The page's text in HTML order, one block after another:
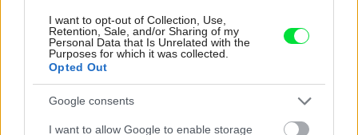
I want to opt-out of Collection, Use,
Retention, Sale, and/or Sharing of my
Personal Data that Is Unrelated with the
Purposes for which it was collected.
Opted Out
Google consents
I want to allow Google to enable storage
Inšpirácie
predsieň,sklo,biela